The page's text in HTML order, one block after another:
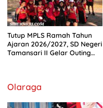
Tutup MPLS Ramah Tahun
Ajaran 2026/2027, SD Negeri
Tamansari II Gelar Outing
Olaraga